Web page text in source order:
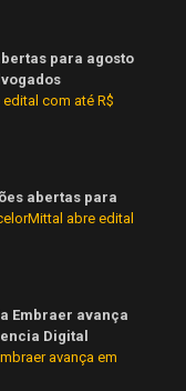
para agosto
com até R$
abertas para
abre edital
Embraer avança
Digital
avança em